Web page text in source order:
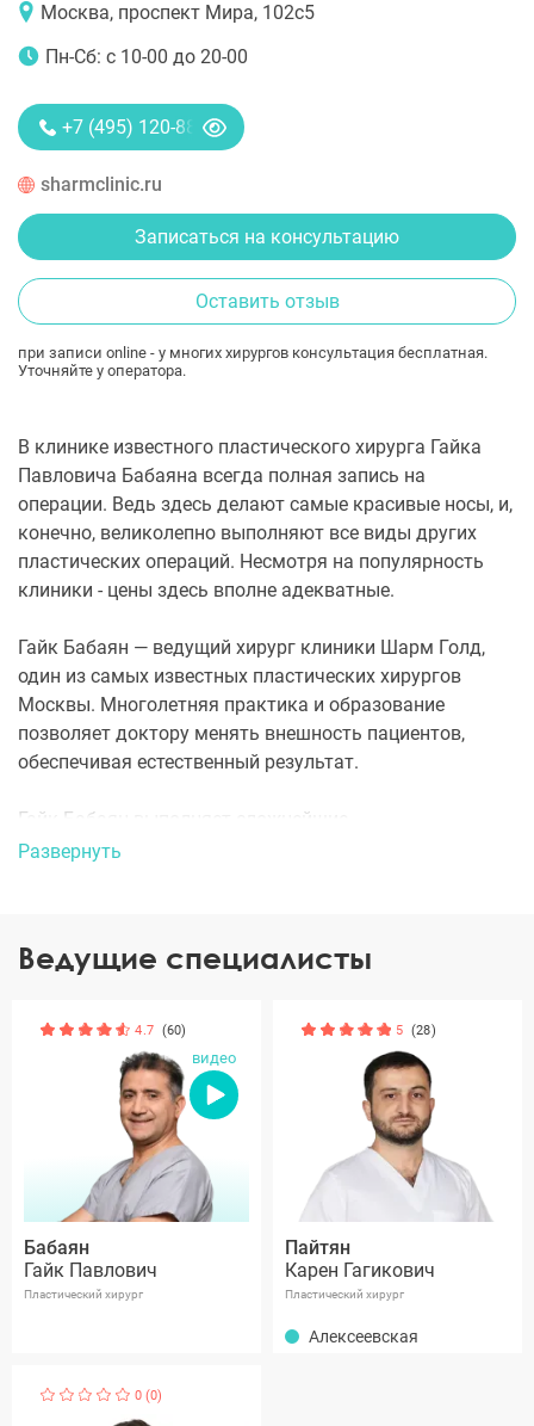
Москва, проспект Мира, 102с5
Пн-Сб: с 10-00 до 20-00
+7 (495) 120-88-85
sharmclinic.ru
Записаться на консультацию
Оставить отзыв
при записи online - у многих хирургов консультация бесплатная.
Уточняйте у оператора.
В клинике известного пластического хирурга Гайка
Павловича Бабаяна всегда полная запись на
операции. Ведь здесь делают самые красивые носы, и,
конечно, великолепно выполняют все виды других
пластических операций. Несмотря на популярность
клиники - цены здесь вполне адекватные.
Гайк Бабаян — ведущий хирург клиники Шарм Голд,
один из самых известных пластических хирургов
Москвы. Многолетняя практика и образование
позволяет доктору менять внешность пациентов,
обеспечивая естественный результат.
Гайк Бабаян выполняет сложнейшие
реконструктивные пластические операции, среди
доктором постоянно пополняются.
Развернуть
Ведущие специалисты
4.7 (60)
видео
Бабаян
Гайк Павлович
Пластический хирург
5 (28)
Пайтян
Карен Гагикович
Пластический хирург
Алексеевская
0 (0)